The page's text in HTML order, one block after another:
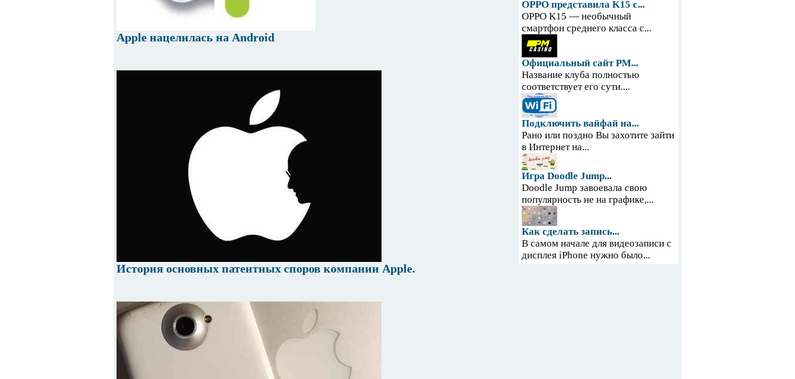
Apple нацелилась на Android
История основных патентных споров компании Apple.
OPPO представила K15 с...
OPPO K15 — необычный
смартфон среднего класса с...
Официальный сайт PM...
Название клуба полностью
соответствует его сути....
Подключить вайфай на...
Рано или поздно Вы захотите зайти
в Интернет на...
Игра Doodle Jump...
Doodle Jump завоевала свою
популярность не на графике,...
Как сделать запись...
В самом начале для видеозаписи с
дисплея iPhone нужно было...